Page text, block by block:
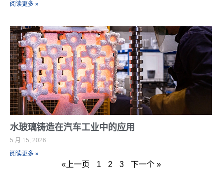
阅读更多 »
水玻璃铸造在汽车工业中的应用
5 月 15, 2026
阅读更多 »
«上一页 1 2 3 下一个 »